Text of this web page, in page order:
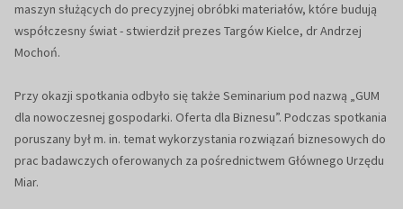
maszyn służących do precyzyjnej obróbki materiałów, które budują
współczesny świat - stwierdził prezes Targów Kielce, dr Andrzej
Mochoń.
Przy okazji spotkania odbyło się także Seminarium pod nazwą „GUM
dla nowoczesnej gospodarki. Oferta dla Biznesu”. Podczas spotkania
poruszany był m. in. temat wykorzystania rozwiązań biznesowych do
prac badawczych oferowanych za pośrednictwem Głównego Urzędu
Miar.